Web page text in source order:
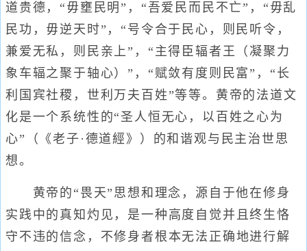
道贵德，“毋壅民明”，“吾爱民而民不亡”，“毋乱
民功，毋逆天时”，“号令合于民心，则民听令，
兼爱无私，则民亲上”，“主得臣辐者王（凝聚力
象车辐之聚于轴心）”，“赋敛有度则民富”，“长
利国宾社稷，世利万夫百姓”等等。黄帝的法道文
化是一个系统性的“圣人恒无心，以百姓之心为
心”（《老子·德道經》）的和谐观与民主治世思
想。
黄帝的“畏天”思想和理念，源自于他在修身
实践中的真知灼见，是一种高度自觉并且终生恪
守不违的信念，不修身者根本无法正确地进行解